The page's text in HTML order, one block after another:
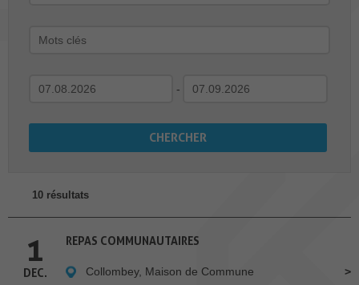
-
10 résultats
1
DEC.
REPAS COMMUNAUTAIRES
Collombey, Maison de Commune